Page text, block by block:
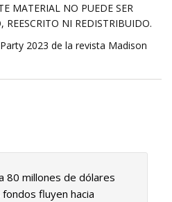
MATERIAL NO PUEDE SER
NI REDISTRIBUIDO.
2023 de la revista Madison
80 millones de dólares
fluyen hacia